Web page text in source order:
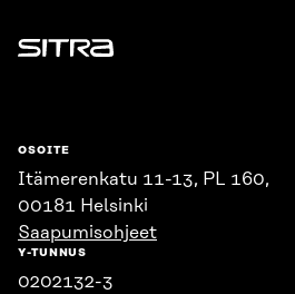
Sitra
OSOITE
Itämerenkatu 11-13, PL 160,
00181 Helsinki
Saapumisohjeet
Y-TUNNUS
0202132-3